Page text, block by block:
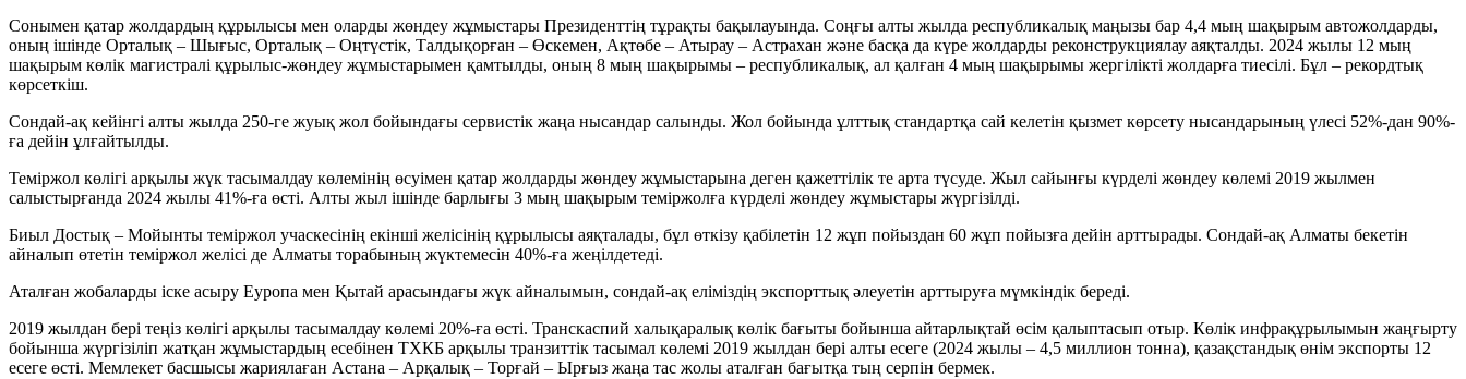
Сонымен қатар жолдардың құрылысы мен оларды жөндеу жұмыстары Президенттің тұрақты бақылауында. Соңғы алты жылда республикалық маңызы бар 4,4 мың шақырым автожолдарды,
оның ішінде Орталық – Шығыс, Орталық – Оңтүстік, Талдықорған – Өскемен, Ақтөбе – Атырау – Астрахан және басқа да күре жолдарды реконструкциялау аяқталды. 2024 жылы 12 мың
шақырым көлік магистралі құрылыс-жөндеу жұмыстарымен қамтылды, оның 8 мың шақырымы – республикалық, ал қалған 4 мың шақырымы жергілікті жолдарға тиесілі. Бұл – рекордтық
көрсеткіш.
Сондай-ақ кейінгі алты жылда 250-ге жуық жол бойындағы сервистік жаңа нысандар салынды. Жол бойында ұлттық стандартқа сай келетін қызмет көрсету нысандарының үлесі 52%-дан 90%-
ға дейін ұлғайтылды.
Теміржол көлігі арқылы жүк тасымалдау көлемінің өсуімен қатар жолдарды жөндеу жұмыстарына деген қажеттілік те арта түсуде. Жыл сайынғы күрделі жөндеу көлемі 2019 жылмен
салыстырғанда 2024 жылы 41%-ға өсті. Алты жыл ішінде барлығы 3 мың шақырым теміржолға күрделі жөндеу жұмыстары жүргізілді.
Биыл Достық – Мойынты теміржол учаскесінің екінші желісінің құрылысы аяқталады, бұл өткізу қабілетін 12 жұп пойыздан 60 жұп пойызға дейін арттырады. Сондай-ақ Алматы бекетін
айналып өтетін теміржол желісі де Алматы торабының жүктемесін 40%-ға жеңілдетеді.
Аталған жобаларды іске асыру Еуропа мен Қытай арасындағы жүк айналымын, сондай-ақ еліміздің экспорттық әлеуетін арттыруға мүмкіндік береді.
2019 жылдан бері теңіз көлігі арқылы тасымалдау көлемі 20%-ға өсті. Транскаспий халықаралық көлік бағыты бойынша айтарлықтай өсім қалыптасып отыр. Көлік инфрақұрылымын жаңғырту
бойынша жүргізіліп жатқан жұмыстардың есебінен ТХКБ арқылы транзиттік тасымал көлемі 2019 жылдан бері алты есеге (2024 жылы – 4,5 миллион тонна), қазақстандық өнім экспорты 12
есеге өсті. Мемлекет басшысы жариялаған Астана – Арқалық – Торғай – Ырғыз жаңа тас жолы аталған бағытқа тың серпін бермек.